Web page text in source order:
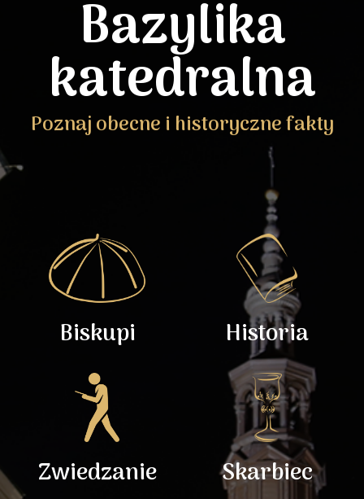
Bazylika
katedralna
Poznaj obecne i historyczne fakty
Biskupi Historia
Zwiedzanie Skarbiec